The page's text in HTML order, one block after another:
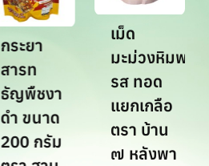
กระยา
สารท
ธัญพืชงา
ดำ ขนาด
200 กรัม
เม็ด
มะม่วงหิมพา
รส ทอด
แยกเกลือ
ตรา บ้าน
๗ หลังพา